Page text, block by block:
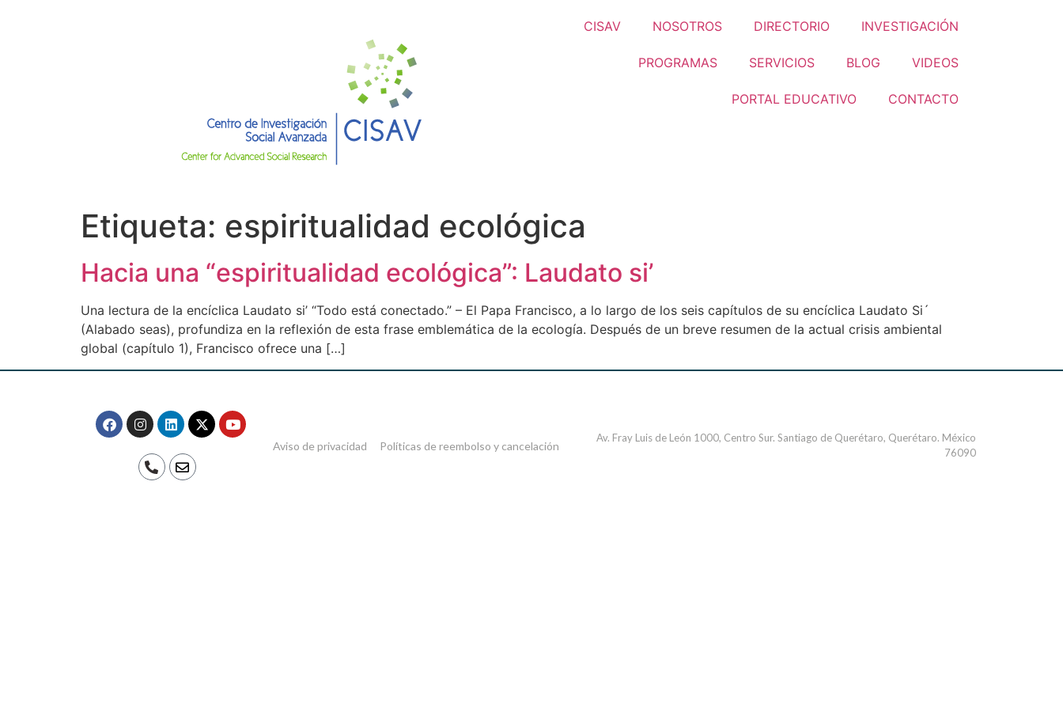
CISAV NOSOTROS DIRECTORIO INVESTIGACIÓN
PROGRAMAS SERVICIOS BLOG VIDEOS
PORTAL EDUCATIVO CONTACTO
Etiqueta: espiritualidad ecológica
Hacia una “espiritualidad ecológica”: Laudato si’
Una lectura de la encíclica Laudato si’ “Todo está conectado.” – El Papa Francisco, a lo largo de los seis capítulos de su encíclica Laudato Si´
(Alabado seas), profundiza en la reflexión de esta frase emblemática de la ecología. Después de un breve resumen de la actual crisis ambiental
global (capítulo 1), Francisco ofrece una […]
Aviso de privacidad Políticas de reembolso y cancelación
Av. Fray Luis de León 1000, Centro Sur. Santiago de Querétaro, Querétaro. México
76090